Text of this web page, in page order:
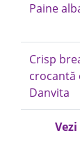
Paine
Crisp
crocantă
Danvita